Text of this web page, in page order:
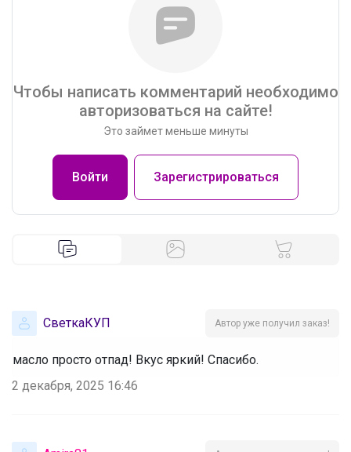
Чтобы написать комментарий необходимо
авторизоваться на сайте!
Это займет меньше минуты
Войти Зарегистрироваться
СветкаКУП Автор уже получил заказ!
масло просто отпад! Вкус яркий! Спасибо.
2 декабря, 2025 16:46